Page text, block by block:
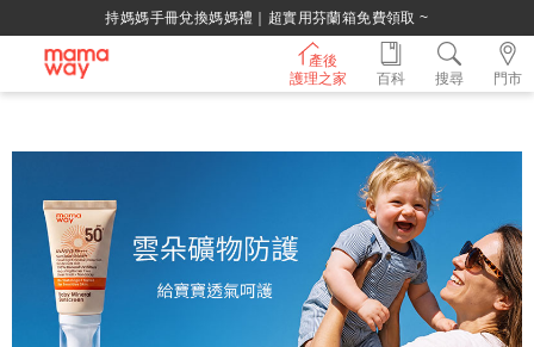
持媽媽手冊兌換媽媽禮｜超實用芬蘭箱免費領取 ~
產後
護理之家
門市
百科 搜尋